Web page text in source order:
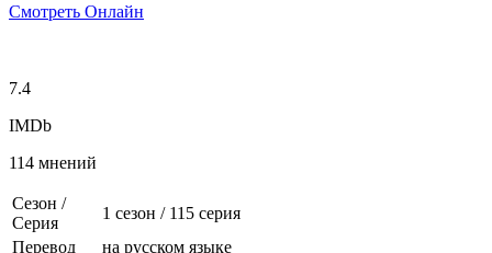
Смотреть Онлайн
7.4
IMDb
114 мнений
Сезон /
Серия
1 сезон / 115 серия
Перевод
на русском языке